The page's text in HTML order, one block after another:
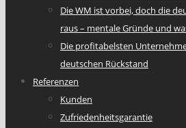
Die WM ist vorbei, doch die
raus – mentale Gründe und
Die profitabelsten
deutschen Rückstand
Referenzen
Kunden
Zufriedenheitsgarantie